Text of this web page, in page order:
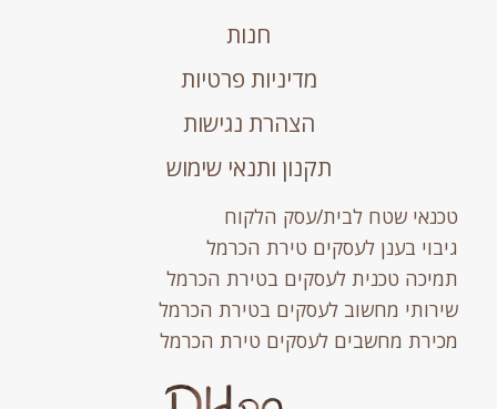
חנות
מדיניות פרטיות
הצהרת נגישות
תקנון ותנאי שימוש
טכנאי שטח לבית/עסק הלקוח
גיבוי בענן לעסקים טירת הכרמל
תמיכה טכנית לעסקים בטירת הכרמל
שירותי מחשוב לעסקים בטירת הכרמל
מכירת מחשבים לעסקים טירת הכרמל